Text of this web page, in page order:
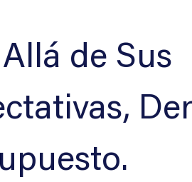
de Sus